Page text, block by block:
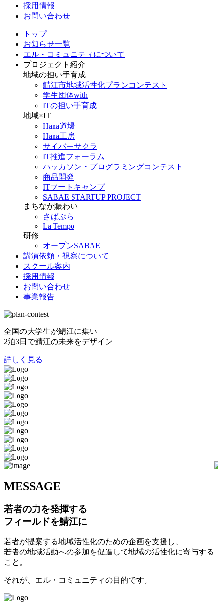
採用情報
お問い合わせ
トップ
お知らせ一覧
エル・コミュニティについて
プロジェクト紹介
地域の担い手育成
鯖江市地域活性化プランコンテスト
学生団体with
ITの担い手育成
地域×IT
Hana道場
Hana工房
サイバーサクラ
IT推進フォーラム
ハッカソン・プログラミングコンテスト
商品開発
ITブートキャンプ
SABAE STARTUP PROJECT
まちなか賑わい
さばぷら
La Tempo
研修
オープンSABAE
講演依頼・視察について
スクール案内
採用情報
お問い合わせ
事業報告
全国の大学生が鯖江に集い
2泊3日で鯖江の未来をデザイン
詳しく見る
MESSAGE
若者の力を発揮する
フィールドを鯖江に
若者が提案する地域活性化のための企画を支援し、
若者の地域活動への参加を促進して地域の活性化に寄与する
こと。
それが、エル・コミュニティの目的です。